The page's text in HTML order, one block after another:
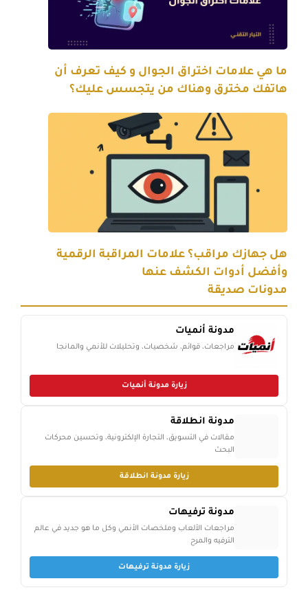
ما هي علامات اختراق الجوال و كيف تعرف أن
هاتفك مخترق وهناك من يتجسس عليك؟
هل جهازك مراقب؟ علامات المراقبة الرقمية
وأفضل أدوات الكشف عنها
مدونات صديقة
مدونة أنميات
مراجعات، قوائم، شخصيات، وتحليلات للأنمي والمانجا
زيارة مدونة أنميات
مدونة انطلاقة
مقالات في التسويق، التجارة الإلكترونية، وتحسين محركات
البحث
زيارة مدونة انطلاقة
مدونة ترفيهات
مراجعات الألعاب وملخصات الأنمي وكل ما هو جديد في عالم
الترفيه والمرح
زيارة مدونة ترفيهات